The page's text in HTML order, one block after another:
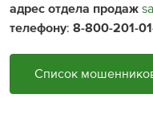
адрес отдела продаж
телефону: 8-800-201-
Список